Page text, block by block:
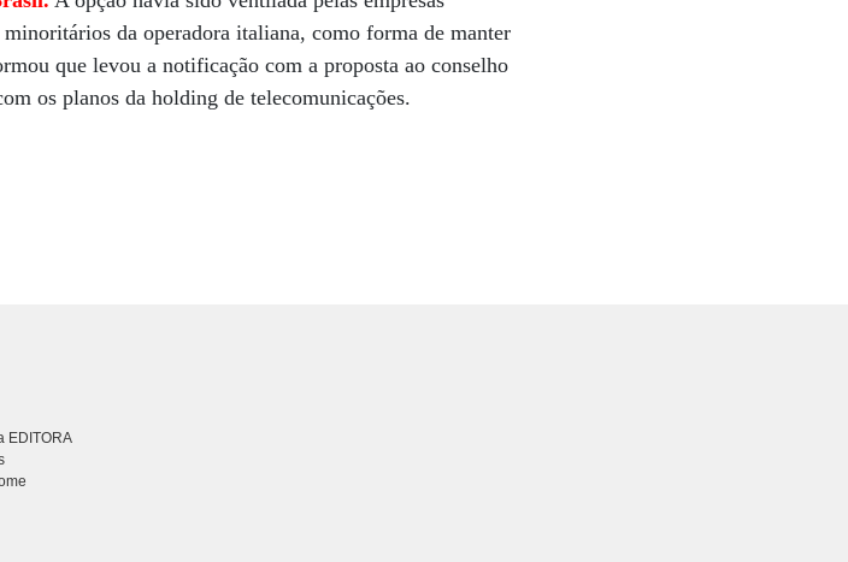
minoritários da operadora italiana, como forma de manter
que levou a notificação com a proposta ao conselho
os planos da holding de telecomunicações.
EDITORA